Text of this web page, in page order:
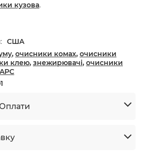
кузова.
США
, очисники комах, очисники
клею, знежирювачі, очисники